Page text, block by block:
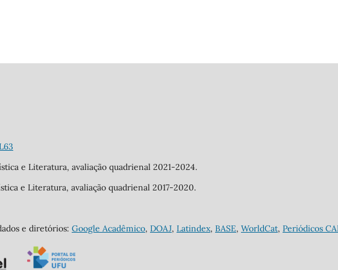
e Literatura, avaliação quadrienal 2021-2024.
e Literatura, avaliação quadrienal 2017-2020.
e diretórios: Google Acadêmico, DOAJ, Latindex, BASE, WorldCat, Periódicos